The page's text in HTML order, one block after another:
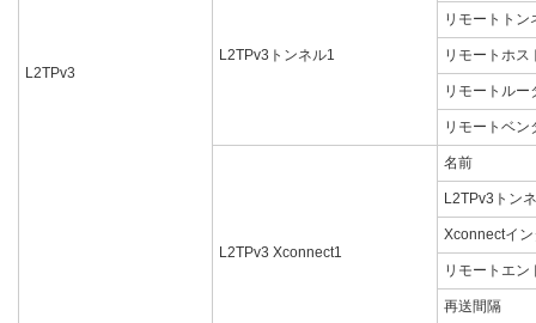
L2TPv3
L2TPv3トンネル1
リモートトン
リモートホス
リモートルー
リモートベン
L2TPv3 Xconnect1
名前
L2TPv3トン
Xconnectイ
リモートエン
再送間隔